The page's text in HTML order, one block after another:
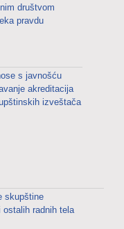
društvom
pravdu
s javnošću
akreditacija
izveštača
skupštine
ostalih radnih tela